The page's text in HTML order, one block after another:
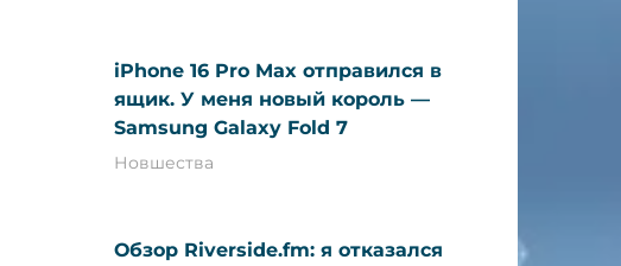
iPhone 16 Pro Max отправился в
ящик. У меня новый король —
Samsung Galaxy Fold 7
Новшества
Обзор Riverside.fm: я отказался